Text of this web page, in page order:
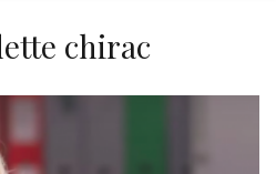
chirac